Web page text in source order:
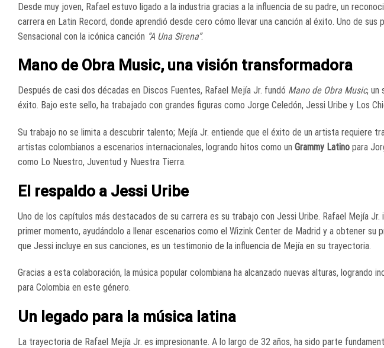
Desde muy joven, Rafael estuvo ligado a la industria gracias a la influencia de su padre, un
carrera en Latin Record, donde aprendió desde cero cómo llevar una canción al éxito. Uno de sus
Sensacional con la icónica canción “A Una Sirena”.
Mano de Obra Music, una visión transformadora
Después de casi dos décadas en Discos Fuentes, Rafael Mejía Jr. fundó Mano de Obra Music, un
éxito. Bajo este sello, ha trabajado con grandes figuras como Jorge Celedón, Jessi Uribe y Los
Su trabajo no se limita a descubrir talento; Mejía Jr. entiende que el éxito de un artista requiere
artistas colombianos a escenarios internacionales, logrando hitos como un Grammy Latino para
como Lo Nuestro, Juventud y Nuestra Tierra.
El respaldo a Jessi Uribe
Uno de los capítulos más destacados de su carrera es su trabajo con Jessi Uribe. Rafael Mejía
primer momento, ayudándolo a llenar escenarios como el Wizink Center de Madrid y a obtener su
que Jessi incluye en sus canciones, es un testimonio de la influencia de Mejía en su trayectoria.
Gracias a esta colaboración, la música popular colombiana ha alcanzado nuevas alturas, logrando
para Colombia en este género.
Un legado para la música latina
La trayectoria de Rafael Mejía Jr. es impresionante. A lo largo de 32 años, ha sido parte